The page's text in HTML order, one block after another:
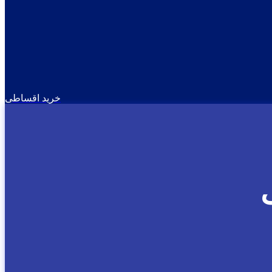
خرید اقساطی